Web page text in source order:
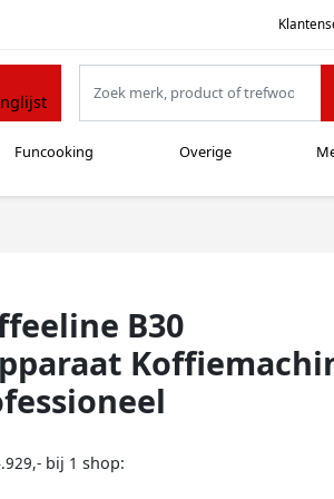
Funcooking Overige
B30
bij 1 shop: